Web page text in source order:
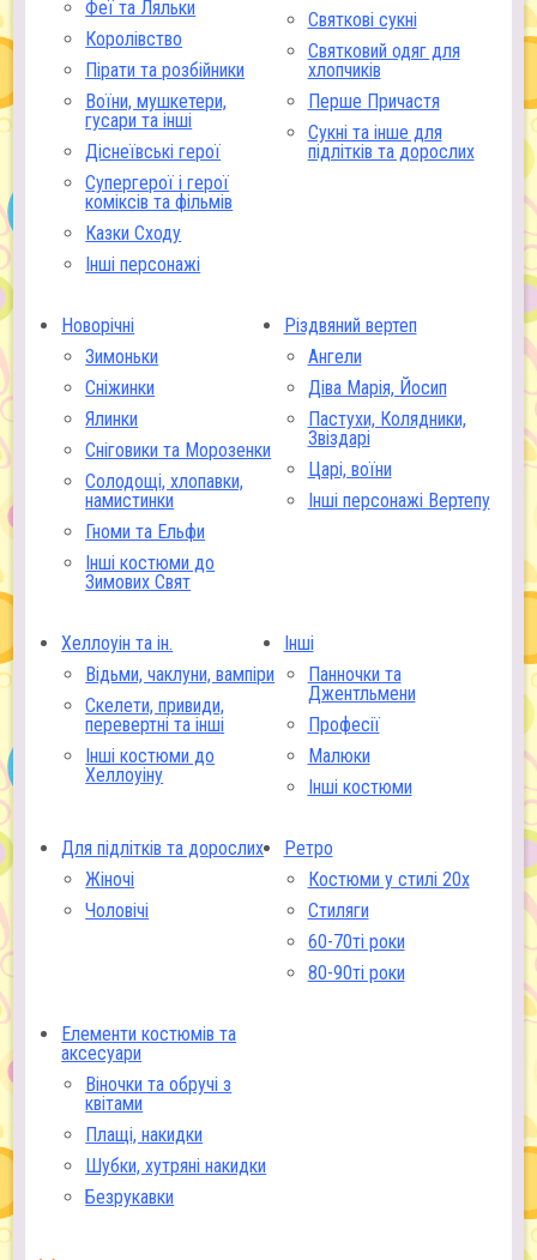
Феї та Ляльки
Королівство
Пірати та розбійники
Воїни, мушкетери,
гусари та інші
Діснеївські герої
Супергерої і герої
коміксів та фільмів
Казки Сходу
Інші персонажі
Святкові сукні
Святковий одяг для
хлопчиків
Перше Причастя
Сукні та інше для
підлітків та дорослих
Новорічні
Зимоньки
Сніжинки
Ялинки
Сніговики та Морозенки
Солодощі, хлопавки,
намистинки
Гноми та Ельфи
Інші костюми до
Зимових Свят
Різдвяний вертеп
Ангели
Діва Марія, Йосип
Пастухи, Колядники,
Звіздарі
Царі, воїни
Інші персонажі Вертепу
Хеллоуін та ін.
Відьми, чаклуни, вампіри
Скелети, привиди,
перевертні та інші
Інші костюми до
Хеллоуіну
Інші
Панночки та
Джентльмени
Професії
Малюки
Інші костюми
Для підлітків та дорослих
Жіночі
Чоловічі
Ретро
Костюми у стилі 20х
Стиляги
60-70ті роки
80-90ті роки
Елементи костюмів та
аксесуари
Віночки та обручі з
квітами
Плащі, накидки
Шубки, хутряні накидки
Безрукавки